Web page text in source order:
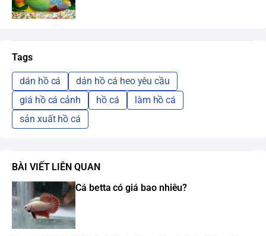
Tags
dán hồ cá
dán hồ cá heo yêu cầu
giá hồ cá cảnh
hồ cá
làm hồ cá
sản xuất hồ cá
BÀI VIẾT LIÊN QUAN
Cá betta có giá bao nhiêu?